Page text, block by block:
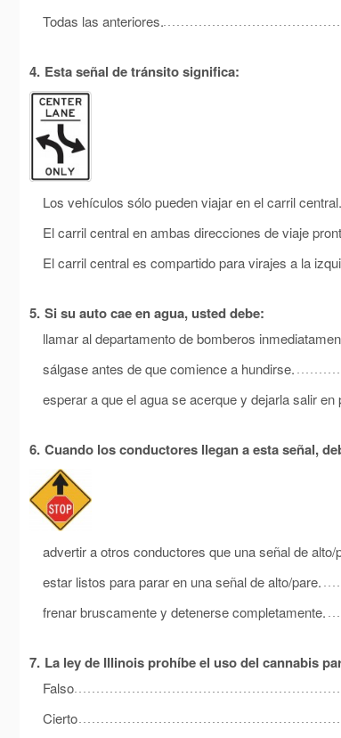
Todas las anteriores.
4. Esta señal de tránsito significa:
Los vehículos sólo pueden viajar en el carril central.
El carril central en ambas direcciones de viaje
El carril central es compartido para virajes a la
5. Si su auto cae en agua, usted debe:
llamar al departamento de bomberos
sálgase antes de que comience a hundirse.
esperar a que el agua se acerque y dejarla salir
6. Cuando los conductores llegan a esta señal,
advertir a otros conductores que una señal de alto/
estar listos para parar en una señal de alto/pare.
frenar bruscamente y detenerse completamente.
7. La ley de Illinois prohíbe el uso del cannabis
Falso
Cierto